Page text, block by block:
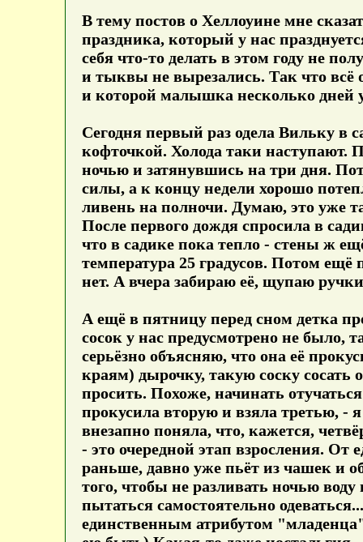
В тему постов о Хеллоуине мне
праздника, который у нас
себя что-то делать в этом году не
и тыквы не вырезались. Так что всё
и которой малышка несколько дней
Сегодня первый раз одела Вильку
кофточкой. Холода таки наступают.
ночью и затянувшись на три дня.
силы, а к концу недели хорошо
ливень на полночи. Думаю, это уже
После первого дождя спросила в
что в садике пока тепло - стены ж
температура 25 градусов. Потом ещё
нет. А вчера забираю её, щупаю
А ещё в пятницу перед сном детка
сосок у нас предусмотрено не было,
серьёзно объясняю, что она её
краям) дырочку, такую соску сосать
просить. Похоже, начинать
прокусила вторую и взяла третью, -
внезапно поняла, что, кажется,
- это очередной этап взросления.
раньше, давно уже пьёт из чашек и
того, чтобы не разливать ночью
пытаться самостоятельно
единственным атрибутом